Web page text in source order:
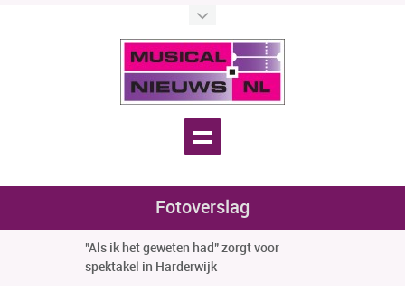
Fotoverslag
"Als ik het geweten had" zorgt voor
spektakel in Harderwijk